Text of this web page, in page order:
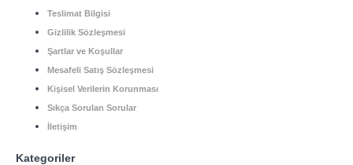
Teslimat Bilgisi
Gizlilik Sözleşmesi
Şartlar ve Koşullar
Mesafeli Satış Sözleşmesi
Kişisel Verilerin Korunması
Sıkça Sorulan Sorular
İletişim
Kategoriler